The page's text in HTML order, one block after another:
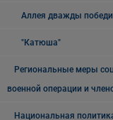
Аллея дважды
"Катюша"
Региональные меры
военной операции и
Национальная